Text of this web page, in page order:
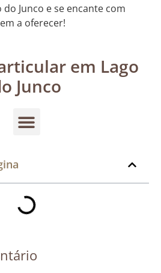
Junco e se encante com
a oferecer!
em Lago
Junco